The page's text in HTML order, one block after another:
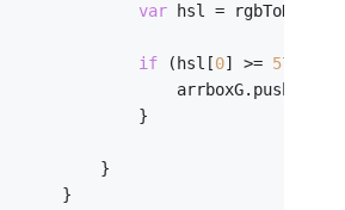
var hsl =
if (hsl[0] >= 57
}
}
}